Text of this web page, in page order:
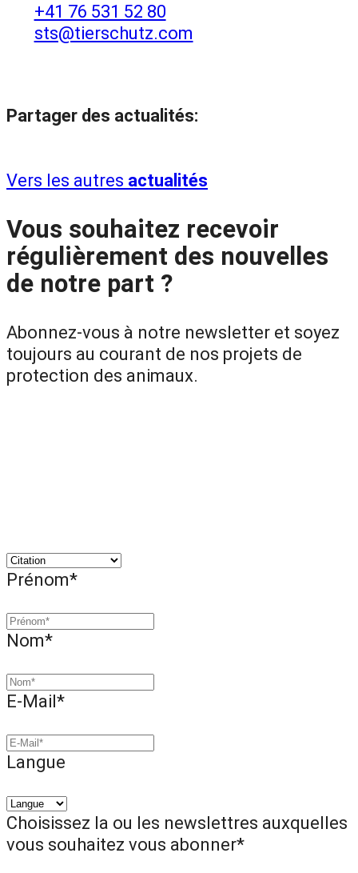
+41 76 531 52 80
sts@tierschutz.com
Partager des actualités:
Vers les autres actualités
Vous souhaitez recevoir
régulièrement des nouvelles
de notre part ?
Abonnez-vous à notre newsletter et soyez
toujours au courant de nos projets de
protection des animaux.
Prénom*
Nom*
E-Mail*
Langue
Choisissez la ou les newslettres auxquelles
vous souhaitez vous abonner*